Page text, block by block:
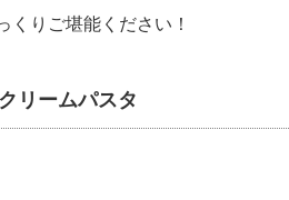
くりご堪能ください！
リームパスタ